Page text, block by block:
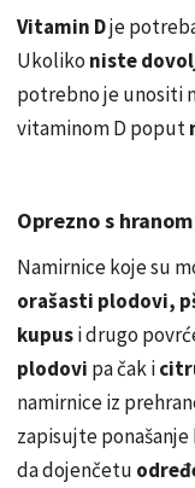
Vitamin Dje
Ukoliko niste
potrebno je unositi
vitaminom D poput
Oprezno s
Namirnice koje su
orašasti plodovi,
kupusi drugo
plodovi pa čak i
namirnice iz
zapisujte
da dojenčetu